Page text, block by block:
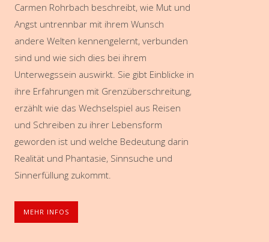
Carmen Rohrbach beschreibt, wie Mut und
Angst untrennbar mit ihrem Wunsch
andere Welten kennengelernt, verbunden
sind und wie sich dies bei ihrem
Unterwegssein auswirkt. Sie gibt Einblicke in
ihre Erfahrungen mit Grenzüberschreitung,
erzählt wie das Wechselspiel aus Reisen
und Schreiben zu ihrer Lebensform
geworden ist und welche Bedeutung darin
Realität und Phantasie, Sinnsuche und
Sinnerfüllung zukommt.
MEHR INFOS